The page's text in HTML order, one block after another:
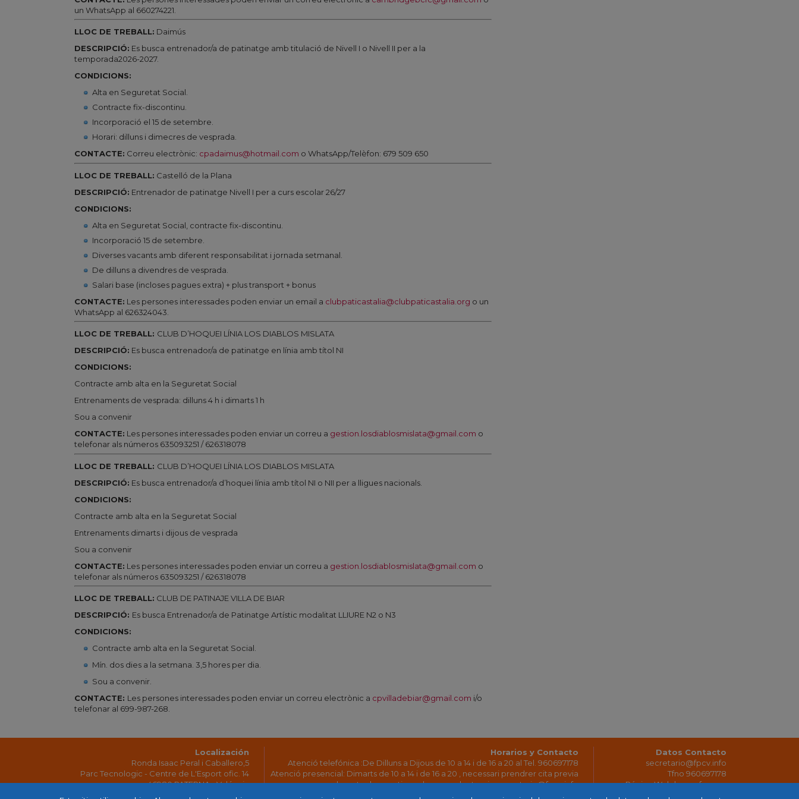
un WhatsApp al 660274221.
LLOC DE TREBALL: Daimús
DESCRIPCIÓ: Es busca entrenador/a de patinatge amb titulació de Nivell I o Nivell II per a la
temporada2026-2027.
CONDICIONS:
Alta en Seguretat Social.
Contracte fix-discontinu.
Incorporació el 15 de setembre.
Horari: dilluns i dimecres de vesprada.
CONTACTE: Correu electrònic: cpadaimus@hotmail.com o WhatsApp/Telèfon: 679 509 650
LLOC DE TREBALL: Castelló de la Plana
DESCRIPCIÓ: Entrenador de patinatge Nivell I per a curs escolar 26/27
CONDICIONS:
Alta en Seguretat Social, contracte fix-discontinu.
Incorporació 15 de setembre.
Diverses vacants amb diferent responsabilitat i jornada setmanal.
De dilluns a divendres de vesprada.
Salari base (incloses pagues extra) + plus transport + bonus
CONTACTE: Les persones interessades poden enviar un email a clubpaticastalia@clubpaticastalia.org o un
WhatsApp al 626324043.
LLOC DE TREBALL: CLUB D’HOQUEI LÍNIA LOS DIABLOS MISLATA
DESCRIPCIÓ: Es busca entrenador/a de patinatge en línia amb títol NI
CONDICIONS:
Contracte amb alta en la Seguretat Social
Entrenaments de vesprada: dilluns 4 h i dimarts 1 h
Sou a convenir
CONTACTE: Les persones interessades poden enviar un correu a gestion.losdiablosmislata@gmail.com o
telefonar als números 635093251 / 626318078
LLOC DE TREBALL: CLUB D’HOQUEI LÍNIA LOS DIABLOS MISLATA
DESCRIPCIÓ: Es busca entrenador/a d’hoquei línia amb títol NI o NII per a lligues nacionals.
CONDICIONS:
Contracte amb alta en la Seguretat Social
Entrenaments dimarts i dijous de vesprada
Sou a convenir
CONTACTE: Les persones interessades poden enviar un correu a gestion.losdiablosmislata@gmail.com o
telefonar als números 635093251 / 626318078
LLOC DE TREBALL: CLUB DE PATINAJE VILLA DE BIAR
DESCRIPCIÓ: Es busca Entrenador/a de Patinatge Artístic modalitat LLIURE N2 o N3
CONDICIONS:
Contracte amb alta en la Seguretat Social.
Mín. dos dies a la setmana. 3,5 hores per dia.
Sou a convenir.
CONTACTE: Les persones interessades poden enviar un correu electrònic a cpvilladebiar@gmail.com i/o
telefonar al 699-987-268.
Localización
Ronda Isaac Peral i Caballero,5
Parc Tecnologic - Centre de L'Esport ofic. 14
46980 PATERNA - Valéncia
Horarios y Contacto
Atenció telefónica :De Dilluns a Dijous de 10 a 14 i de 16 a 20 al Tel. 960697178
Atenció presencial: Dimarts de 10 a 14 i de 16 a 20 , necessari prendrer cita previa
la resta de questions al correu electronic: secretario@fpcv.info
Datos Contacto
secretario@fpcv.info
Tfno 960697178
Página Web | www.fpcv.es